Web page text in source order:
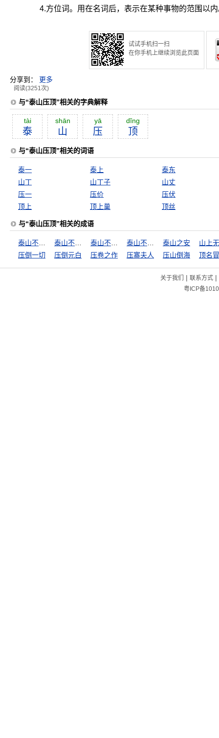
4.方位词。用在名词后，表示在某种事物的范围以
试试手机扫一扫
在你手机上继续浏览此页面
分享到： 更多
阅读(3251次)
与“泰山压顶”相关的字典解释
tài
泰
shān
山
yā
压
dĭng
顶
与“泰山压顶”相关的词语
泰一 泰上
泰东
山丁
山丁子
山丈
压一
压价
压伏
顶上
顶上巢 顶丝
与“泰山压顶”相关的成语
泰山之安
压倒一切
压倒元白 压卷之作 压寨夫人 压山倒海 顶名
关于我们 | 联系方式|
粤ICP备